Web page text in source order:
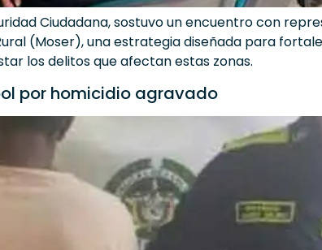
Ciudadana, sostuvo un encuentro con
(Moser), una estrategia diseñada para
los delitos que afectan estas zonas.
por homicidio agravado